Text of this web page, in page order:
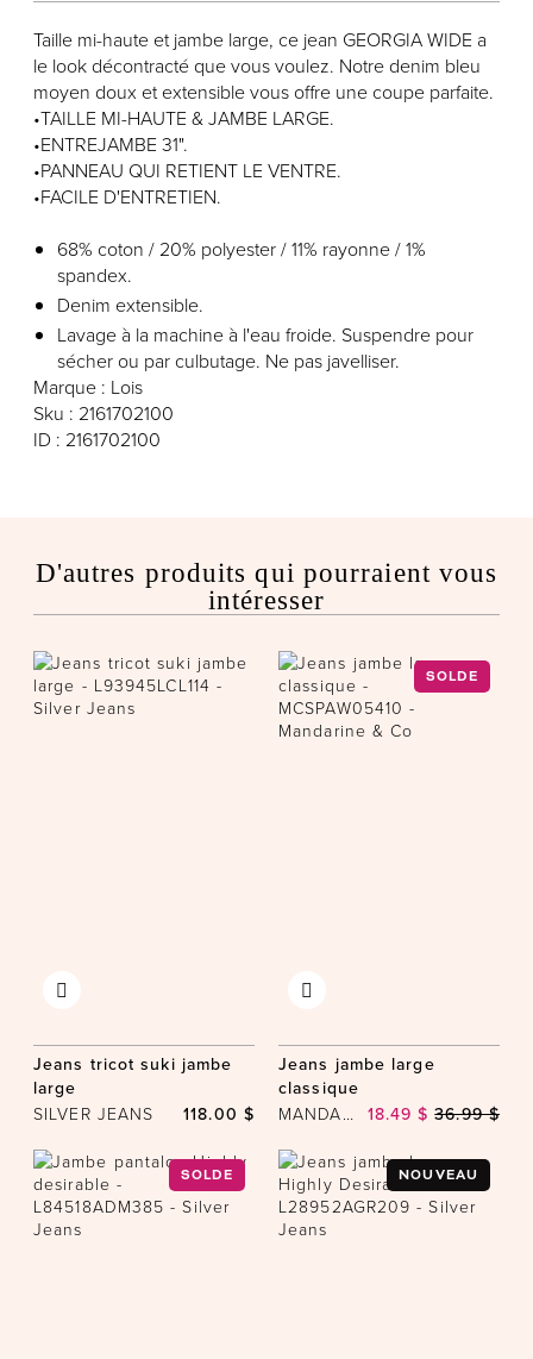
Taille mi-haute et jambe large, ce jean GEORGIA WIDE a
le look décontracté que vous voulez. Notre denim bleu
moyen doux et extensible vous offre une coupe parfaite.
•TAILLE MI-HAUTE & JAMBE LARGE.
•ENTREJAMBE 31".
•PANNEAU QUI RETIENT LE VENTRE.
•FACILE D'ENTRETIEN.
68% coton / 20% polyester / 11% rayonne / 1%
spandex.
Denim extensible.
Lavage à la machine à l'eau froide. Suspendre pour
sécher ou par culbutage. Ne pas javelliser.
Marque : Lois
Sku : 2161702100
ID : 2161702100
D'autres produits qui pourraient vous
intéresser
Jeans tricot suki jambe
large
SILVER JEANS 118.00 $
SOLDE
Jeans jambe large
classique
MANDARINE & CO 18.49 $ 36.99 $
SOLDE NOUVEAU